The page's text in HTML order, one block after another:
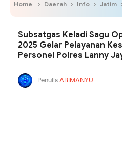
Home Daerah Info Jatim
Subsatgas Keladi Sagu
2025 Gelar Pelayanan
Personel Polres Lanny
PenulisABIMANYU